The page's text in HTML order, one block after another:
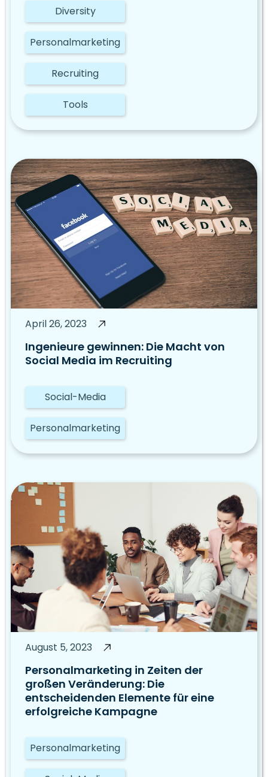
Diversity
Personalmarketing
Recruiting
Tools
April 26, 2023
Ingenieure gewinnen: Die Macht von
Social Media im Recruiting
Social-Media
Personalmarketing
August 5, 2023
Personalmarketing in Zeiten der
großen Veränderung: Die
entscheidenden Elemente für eine
erfolgreiche Kampagne
Personalmarketing